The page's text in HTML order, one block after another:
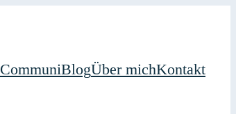
CommuniBlogÜber michKontakt